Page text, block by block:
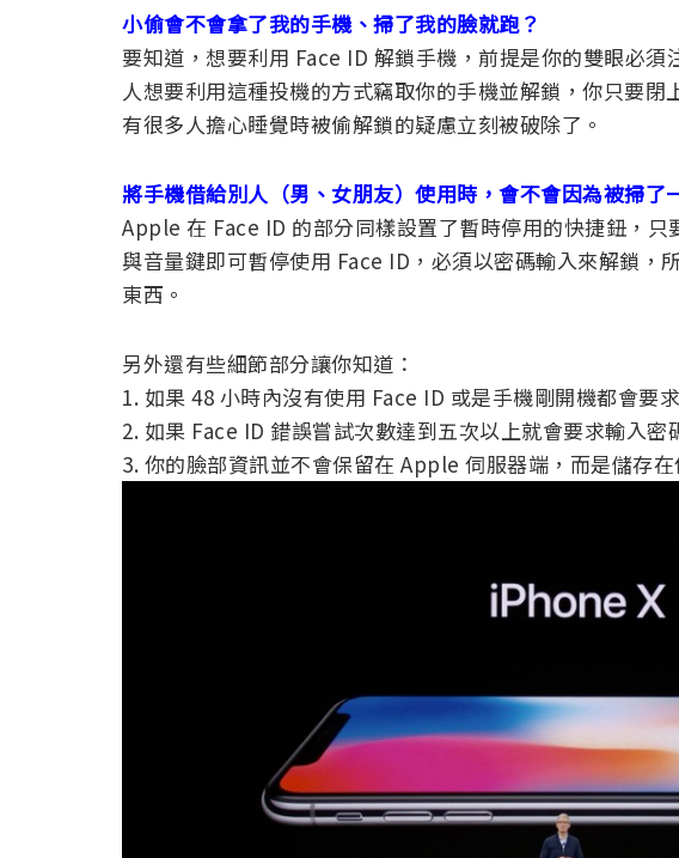
小偷會不會拿了我的手機、掃了我的臉就跑？
要知道，想要利用 Face ID 解鎖手機，前提是你的雙眼必
人想要利用這種投機的方式竊取你的手機並解鎖，你只要閉
有很多人擔心睡覺時被偷解鎖的疑慮立刻被破除了。
將手機借給別人（男、女朋友）使用時，會不會因為被掃了
Apple 在 Face ID 的部分同樣設置了暫時停用的快捷鈕，
與音量鍵即可暫停使用 Face ID，必須以密碼輸入來解鎖，
東西。
另外還有些細節部分讓你知道：
1. 如果 48 小時內沒有使用 Face ID 或是手機剛開機都會要
2. 如果 Face ID 錯誤嘗試次數達到五次以上就會要求輸入密
3. 你的臉部資訊並不會保留在 Apple 伺服器端，而是儲存在